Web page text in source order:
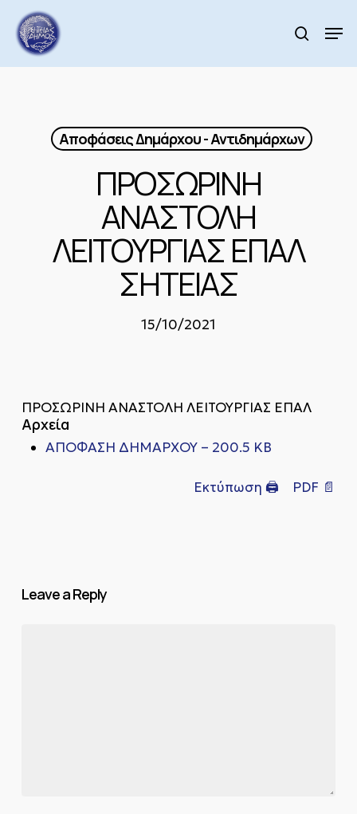
main
content
search
Αποφάσεις Δημάρχου - Αντιδημάρχων
ΠΡΟΣΩΡΙΝΗ
ΑΝΑΣΤΟΛΗ
ΛΕΙΤΟΥΡΓΙΑΣ ΕΠΑΛ
ΣΗΤΕΙΑΣ
15/10/2021
ΠΡΟΣΩΡΙΝΗ ΑΝΑΣΤΟΛΗ ΛΕΙΤΟΥΡΓΙΑΣ ΕΠΑΛ
Αρχεία
ΑΠΟΦΑΣΗ ΔΗΜΑΡΧΟΥ – 200.5 KB
Εκτύπωση 🖨 PDF 📄
Leave a Reply
Menu